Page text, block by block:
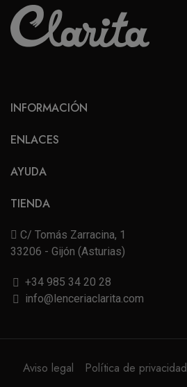
INFORMACIÓN
ENLACES
AYUDA
TIENDA
C/ Tomás Zarracina, 1
33206 - Gijón (Asturias)
+34 985 34 20 28
info@lenceriaclarita.com
Aviso legal Política de privacidad